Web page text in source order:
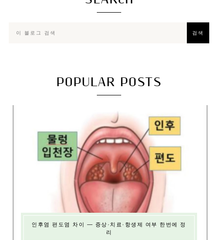
POPULAR POSTS
인후염 편도염 차이 — 증상·치료·항생제 여부 한번에 정
리